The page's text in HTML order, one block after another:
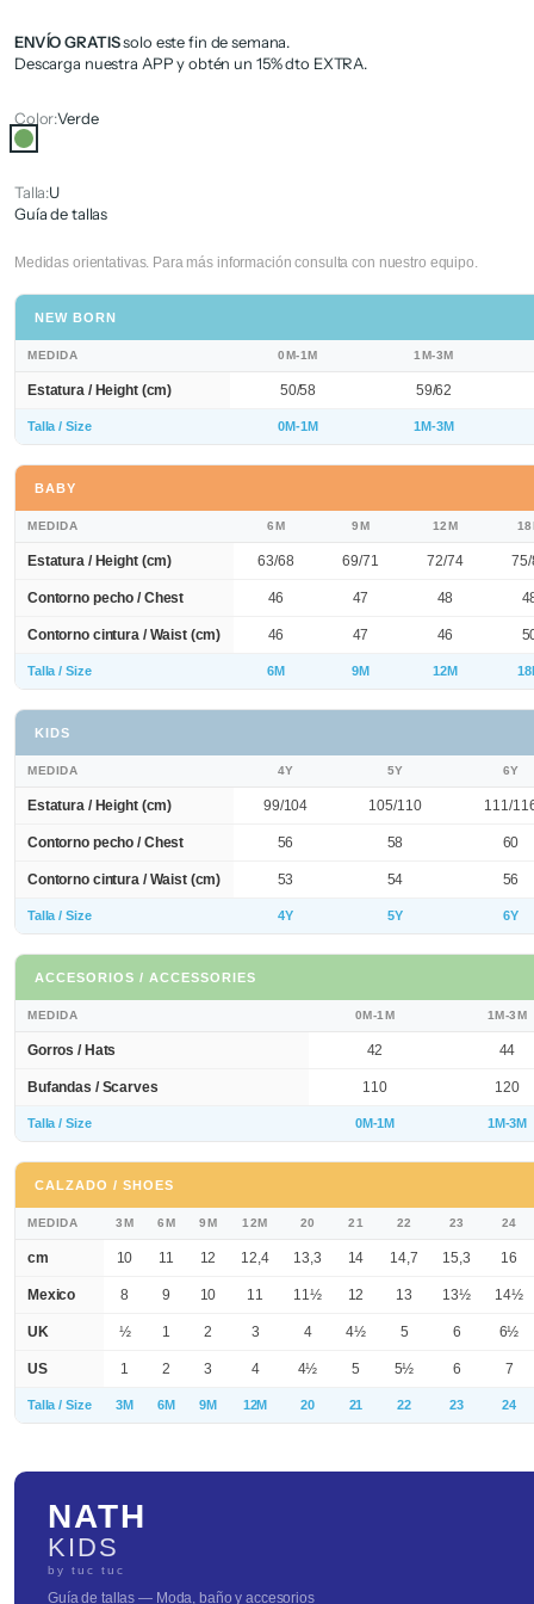
ENVÍO GRATISsolo este fin de semana.
Descarga nuestra APP y obtén un 15% dto EXTRA.
Color:Verde
Verde
Talla:U
Guía de tallas
Medidas orientativas. Para más información consulta con nuestro equipo.
NEW BORN
MEDIDA 0M-1M 1M-3M
Estatura / Height (cm) 50/58 59/62
Talla / Size 0M-1M 1M-3M
BABY
MEDIDA 6M 9M 12M
Estatura / Height (cm) 63/68 69/71 72/74
Contorno pecho / Chest 46 47 48
Contorno cintura / Waist (cm) 46 47 46
Talla / Size 6M 9M 12M
KIDS
MEDIDA 4Y 5Y 6Y
Estatura / Height (cm) 99/104 105/110 111/
Contorno pecho / Chest 56 58 60
Contorno cintura / Waist (cm) 53 54 56
Talla / Size 4Y 5Y 6Y
ACCESORIOS / ACCESSORIES
MEDIDA 0M-1M 1M-3M
Gorros / Hats 42 44
Bufandas / Scarves 110 120
Talla / Size 0M-1M 1M-3M
CALZADO / SHOES
MEDIDA 3M 6M 9M 12M 20 21 22 23 24
cm 10 11 12 12,4 13,3 14 14,7 15,3 16
Mexico 8 9 10 11 11½ 12 13 13½ 14½
UK ½ 1 2 3 4 4½ 5 6 6½
US 1 2 3 4 4½ 5 5½ 6 7
Talla / Size 3M 6M 9M 12M 20 21 22 23 24
NATH
KIDS
by tuc tuc
Guía de tallas — Moda, baño y accesorios